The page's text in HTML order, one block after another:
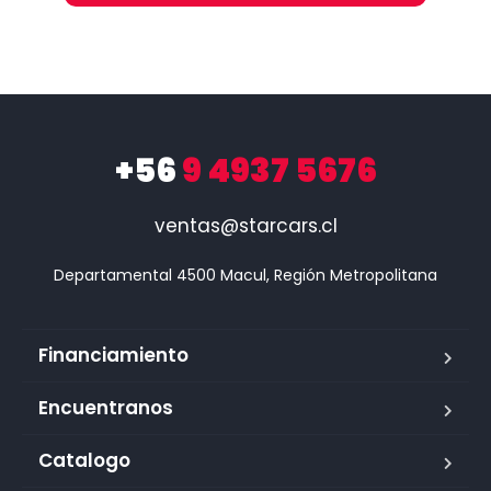
+569 4937 5676
ventas@starcars.cl
Financiamiento
Encuentranos
Catalogo